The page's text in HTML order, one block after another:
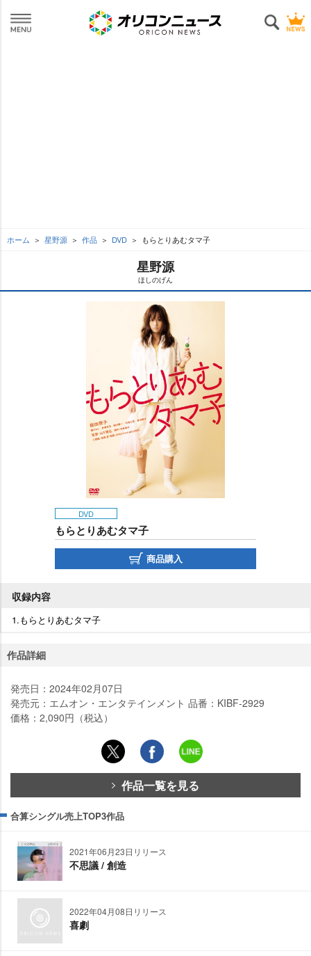
ホーム 星野源 作品 DVD もらとりあむタマ子
星野源
ほしのげん
DVD
もらとりあむタマ子
商品購入
収録内容
1.もらとりあむタマ子
作品詳細
発売日：2024年02月07日
発売元：エムオン・エンタテインメント 品番：KIBF-2929
価格：2,090円（税込）
作品一覧を見る
合算シングル売上TOP3作品
2021年06月23日リリース
不思議 / 創造
2022年04月08日リリース
喜劇